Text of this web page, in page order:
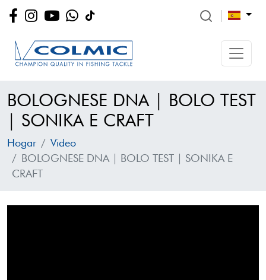
BOLOGNESE DNA | BOLO TEST
| SONIKA E CRAFT
Hogar
Video
BOLOGNESE DNA | BOLO TEST | SONIKA E
CRAFT